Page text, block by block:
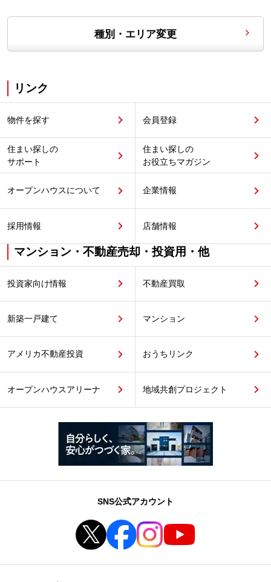
種別・エリア変更
リンク
物件を探す 会員登録
住まい探しの
サポート
住まい探しの
お役立ちマガジン
オープンハウスについて 企業情報
採用情報 店舗情報
マンション・不動産売却・投資用・他
投資家向け情報 不動産買取
新築一戸建て マンション
アメリカ不動産投資 おうちリンク
オープンハウスアリーナ 地域共創プロジェクト
SNS公式アカウント